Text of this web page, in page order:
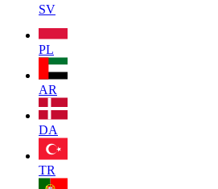
SV
PL
AR
DA
TR